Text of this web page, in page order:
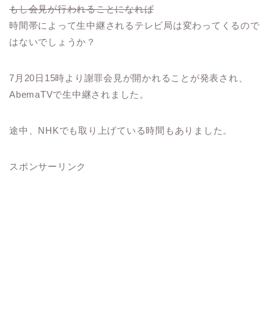
もし会見が行われることになれば
時間帯によって生中継されるテレビ局は変わってくるので
はないでしょうか？
7月20日15時より謝罪会見が開かれることが発表され、
AbemaTVで生中継されました。
途中、NHKでも取り上げている時間もありました。
スポンサーリンク